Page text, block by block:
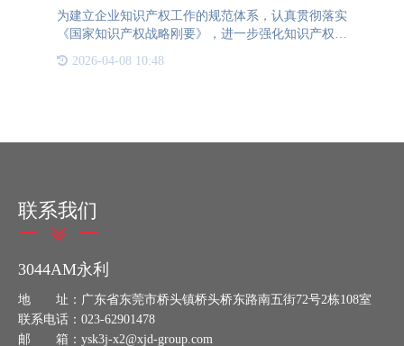
为建立企业知识产权工作的规范体系，认真贯彻落实
《国家知识产权战略刚要》，进一步强化知识产权创
造、运用、管理和保护，增强自主创新能力，实现对
知识产权的科学管理和战略运用，提高国内外市场竞
2026-04-08 10:48
联系我们
3044AM永利
地 址：广东省东莞市桥头镇桥头桥东路南五街72号2栋108室
联系电话：023-62901478
邮 箱：ysk3j-x2@xjd-group.com